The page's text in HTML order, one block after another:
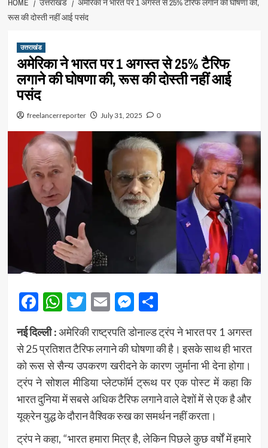
HOME उत्तराखंड
अमेरिका ने भारत पर 1 अगस्त से 25% टैरिफ लगाने की घोषणा की,
रूस की दोस्ती नहीं आई पसंद
उत्तराखंड
अमेरिका ने भारत पर 1 अगस्त से 25% टैरिफ
लगाने की घोषणा की, रूस की दोस्ती नहीं आई
पसंद
freelancerreporter July 31, 2025 0
Facebook
WhatsApp
Twitter
EmailMessenger
Share
नई दिल्ली :अमेरिकी राष्ट्रपति डोनाल्ड ट्रंप ने भारत पर 1 अगस्त
से 25 प्रतिशत टैरिफ लगाने की घोषणा की है। इसके साथ ही भारत
को रूस से सैन्य उपकरण खरीदने के कारण जुर्माना भी देना होगा।
ट्रंप ने सोशल मीडिया प्लेटफॉर्म ट्रूथ पर एक पोस्ट में कहा कि
भारत दुनिया में सबसे अधिक टैरिफ लगाने वाले देशों में से एक है और
यूक्रेन युद्ध के दौरान वैश्विक रुख का समर्थन नहीं करता।
ट्रंप ने कहा, “भारत हमारा मित्र है, लेकिन पिछले कुछ वर्षों में हमारे